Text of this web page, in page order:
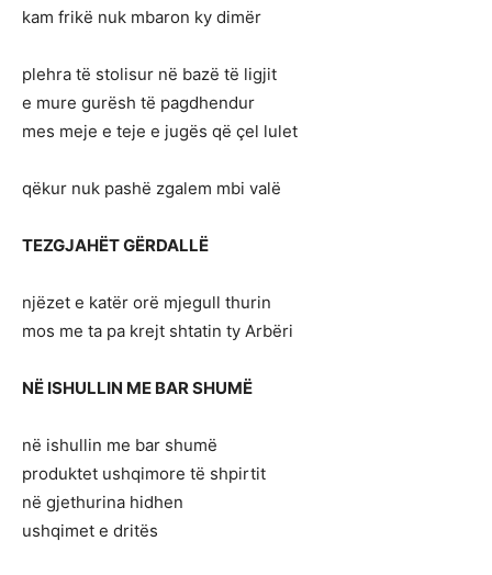
kam frikë nuk mbaron ky dimër
plehra të stolisur në bazë të ligjit
e mure gurësh të pagdhendur
mes meje e teje e jugës që çel lulet
qëkur nuk pashë zgalem mbi valë
TEZGJAHËT GËRDALLË
njëzet e katër orë mjegull thurin
mos me ta pa krejt shtatin ty Arbëri
NË ISHULLIN ME BAR SHUMË
në ishullin me bar shumë
produktet ushqimore të shpirtit
në gjethurina hidhen
ushqimet e dritës